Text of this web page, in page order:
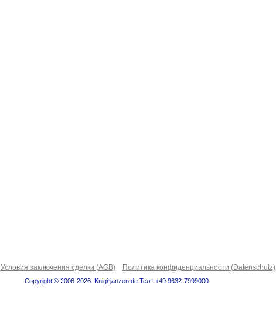
Условия заключения сделки (AGB) Политика конфиденциальности (Datenschutz)
Copyright © 2006-2026. Knigi-janzen.de Тел.: +49 9632-7999000